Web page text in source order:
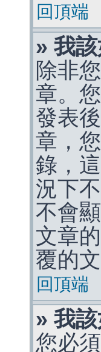
回頂端
» 我
除非
章。
發表
章，
錄，
況下
不會
文章
覆的文
回頂端
» 我
您必